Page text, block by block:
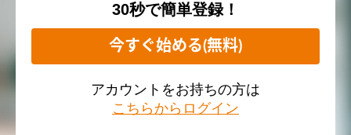
30秒で簡単登録！
今すぐ始める(無料)
アカウントをお持ちの方は
こちらからログイン